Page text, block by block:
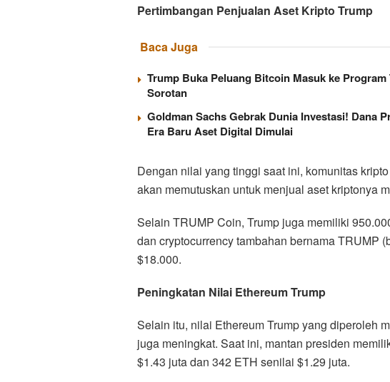
Pertimbangan Penjualan Aset Kripto Trump
Baca Juga
Trump Buka Peluang Bitcoin Masuk ke
Sorotan
Goldman Sachs Gebrak Dunia Investasi! Dana
Era Baru Aset Digital Dimulai
Dengan nilai yang tinggi saat ini, komunitas
akan memutuskan untuk menjual aset kriptonya
Selain TRUMP Coin, Trump juga memiliki
dan cryptocurrency tambahan bernama TRUMP
$18.000.
Peningkatan Nilai Ethereum Trump
Selain itu, nilai Ethereum Trump yang diperoleh
juga meningkat. Saat ini, mantan presiden
$1.43 juta dan 342 ETH senilai $1.29 juta.